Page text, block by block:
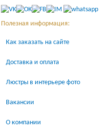
Полезная информация:
Как заказать на сайте
Доставка и оплата
Люстры в интерьере фото
Вакансии
О компании